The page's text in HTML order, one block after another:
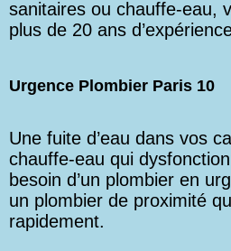
sanitaires ou chauffe-eau,
plus de 20 ans
Urgence Plombier Paris 10
Une fuite d’eau dans vos
chauffe-eau qui
besoin d’un plombier en
un plombier de proximité
rapidement.